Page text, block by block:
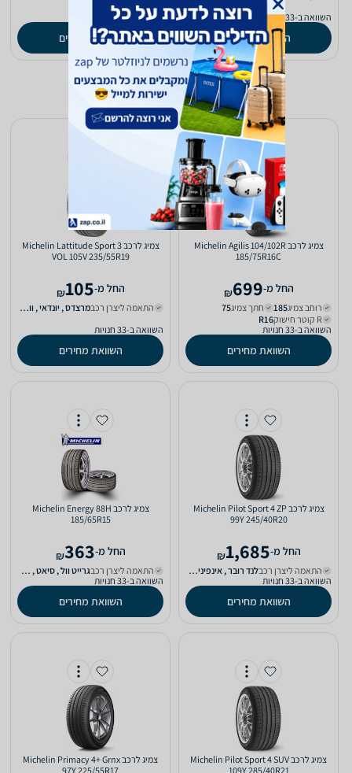
השוואה ב-33 חנויות
השוואת מחירים
R קוטר חישוק
השוואה ב-33 חנויות
השוואת מחירים
צמיג לרכב Michelin Agilis 104/102R
185/75R16C
‫החל מ-699
₪
רוחב צמיג185‏ חתך צמיג75‏
R קוטר חישוק
R16‏
השוואה ב-33 חנויות
השוואת מחירים
צמיג לרכב Michelin Lattitude Sport 3
VOL 105V 235/55R19
‫החל מ-105
₪
התאמה ליצרן רכב
מרצדס‏ , יונדאי‏ , וולוו‏ , קיה‏
השוואה ב-33 חנויות
השוואת מחירים
צמיג לרכב Michelin Pilot Sport 4 ZP
99Y 245/40R20
‫החל מ-1,685
₪
התאמה ליצרן רכב
לנד רובר‏ , אינפיניטי‏ , אסטון מרטין‏ , מזראטי‏
השוואה ב-33 חנויות
השוואת מחירים
צמיג לרכב Michelin Energy 88H
185/65R15
‫החל מ-363
₪
התאמה ליצרן רכב
גרייט וול‏ , סיאט‏ , דאצ'יה‏ , יונדאי‏
השוואה ב-33 חנויות
השוואת מחירים
צמיג לרכב Michelin Pilot Sport 4 SUV
109Y 285/40R21
צמיג לרכב Michelin Primacy 4+‎ Grnx
97Y 225/55R17